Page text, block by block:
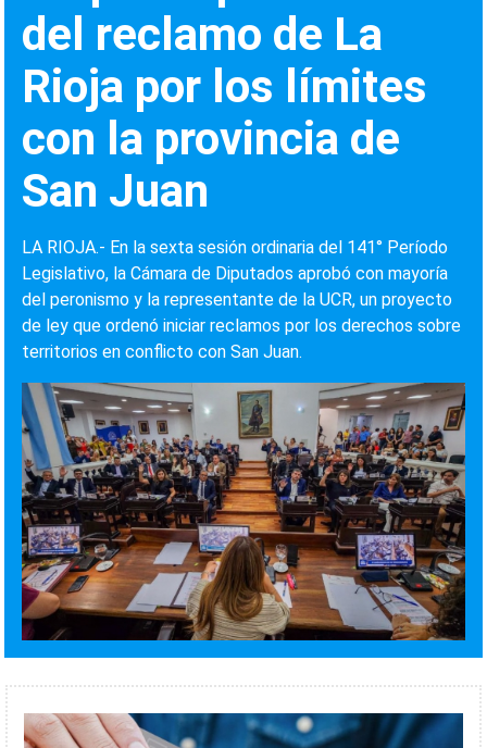
del reclamo de La
Rioja por los límites
con la provincia de
San Juan
LA RIOJA.- En la sexta sesión ordinaria del 141° Período
Legislativo, la Cámara de Diputados aprobó con mayoría
del peronismo y la representante de la UCR, un proyecto
de ley que ordenó iniciar reclamos por los derechos sobre
territorios en conflicto con San Juan.